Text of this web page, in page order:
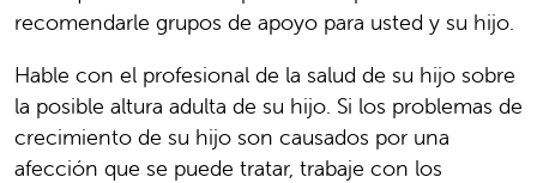
recomendarle grupos de apoyo para usted y su hijo.
Hable con el profesional de la salud de su hijo sobre
la posible altura adulta de su hijo. Si los problemas de
crecimiento de su hijo son causados por una
afección que se puede tratar, trabaje con los